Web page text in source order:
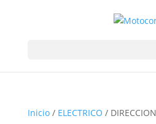
Inicio/ ELECTRICO /